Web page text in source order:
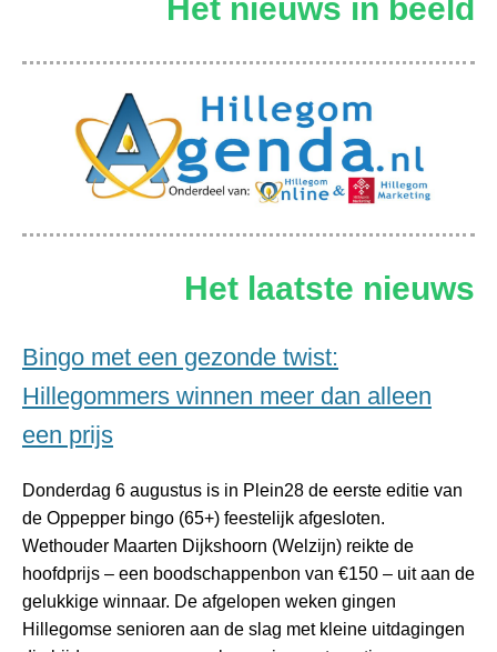
Het nieuws in beeld
Het laatste nieuws
Bingo met een gezonde twist:
Hillegommers winnen meer dan alleen
een prijs
Donderdag 6 augustus is in Plein28 de eerste editie van
de Oppepper bingo (65+) feestelijk afgesloten.
Wethouder Maarten Dijkshoorn (Welzijn) reikte de
hoofdprijs – een boodschappenbon van €150 – uit aan de
gelukkige winnaar. De afgelopen weken gingen
Hillegomse senioren aan de slag met kleine uitdagingen